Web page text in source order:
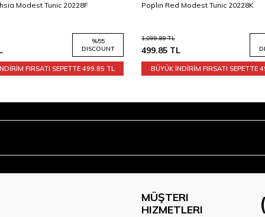
Modest Tunic 20228K
%55
DISCOUNT
FIRSATI SEPETTE 499.85 TL
Poplin Burgundy Modest Tunic
1,099.89TL
499.85 TL
BÜYÜK İNDİRİM FIRSATI SEPETTE
MÜŞTERI
HIZMETLERI